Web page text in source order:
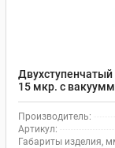
15 мкр. c
Производитель:
Артикул:
Габариты изделия,